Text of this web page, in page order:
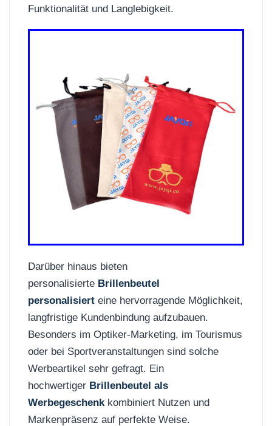
Funktionalität und Langlebigkeit.
Darüber hinaus bieten
personalisierte Brillenbeutel
personalisiert eine hervorragende Möglichkeit,
langfristige Kundenbindung aufzubauen.
Besonders im Optiker-Marketing, im Tourismus
oder bei Sportveranstaltungen sind solche
Werbeartikel sehr gefragt. Ein
hochwertiger Brillenbeutel als
Werbegeschenkkombiniert Nutzen und
Markenpräsenz auf perfekte Weise.